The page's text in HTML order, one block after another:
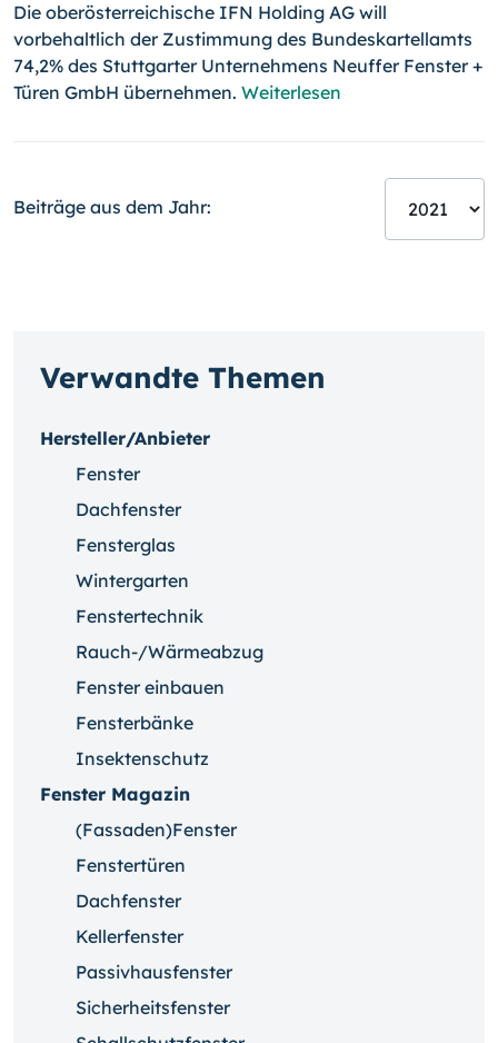
Die oberösterreichische IFN Holding AG will
vorbehaltlich der Zustimmung des Bundeskartellamts
74,2% des Stuttgarter Unternehmens Neuffer Fens­ter +
Türen GmbH übernehmen. Weiterlesen
Beiträge aus dem Jahr:
Verwandte Themen
Hersteller/Anbieter
Fenster
Dachfenster
Fensterglas
Wintergarten
Fenstertechnik
Rauch-/Wärmeabzug
Fenster einbauen
Fensterbänke
Insektenschutz
Fenster Magazin
(Fassaden)Fenster
Fenstertüren
Dachfenster
Kellerfenster
Passivhausfenster
Sicherheitsfenster